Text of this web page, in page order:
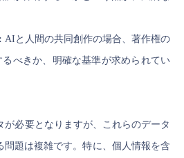
AIと人間の共同創作の場合、著作権の
べきか、明確な基準が求められてい
必要となりますが、これらのデータ
問題は複雑です。特に、個人情報を含